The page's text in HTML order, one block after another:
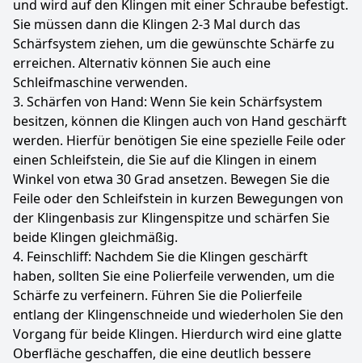
und wird auf den Klingen mit einer Schraube befestigt.
Sie müssen dann die Klingen 2-3 Mal durch das
Schärfsystem ziehen, um die gewünschte Schärfe zu
erreichen. Alternativ können Sie auch eine
Schleifmaschine verwenden.
3. Schärfen von Hand: Wenn Sie kein Schärfsystem
besitzen, können die Klingen auch von Hand geschärft
werden. Hierfür benötigen Sie eine spezielle Feile oder
einen Schleifstein, die Sie auf die Klingen in einem
Winkel von etwa 30 Grad ansetzen. Bewegen Sie die
Feile oder den Schleifstein in kurzen Bewegungen von
der Klingenbasis zur Klingenspitze und schärfen Sie
beide Klingen gleichmäßig.
4. Feinschliff: Nachdem Sie die Klingen geschärft
haben, sollten Sie eine Polierfeile verwenden, um die
Schärfe zu verfeinern. Führen Sie die Polierfeile
entlang der Klingenschneide und wiederholen Sie den
Vorgang für beide Klingen. Hierdurch wird eine glatte
Oberfläche geschaffen, die eine deutlich bessere